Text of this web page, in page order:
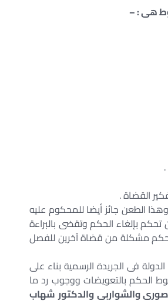
هى : –
القضاة .
الطعن جائز أيضا للمحكوم عليه
بإلغاء الحكم وتقضى بالبراءة
مشكلة من قضاة آخرين للفصل
الدولة فى الجريدة الرسمية بناء على
الحكم بالتعويضات ووجوب رد ما
والشواربى والدكتور شهاب